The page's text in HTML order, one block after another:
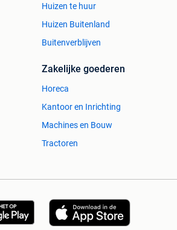
Huizen te huur
Huizen Buitenland
Buitenverblijven
Zakelijke goederen
Horeca
Kantoor en Inrichting
Machines en Bouw
Tractoren